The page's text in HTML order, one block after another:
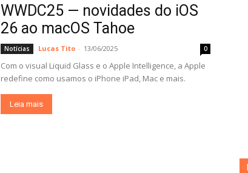
WWDC25 — novidades do iOS
26 ao macOS Tahoe
Notícias Lucas Tito - 13/06/2025 0
Com o visual Liquid Glass e o Apple Intelligence, a Apple
redefine como usamos o iPhone iPad, Mac e mais.
Leia mais